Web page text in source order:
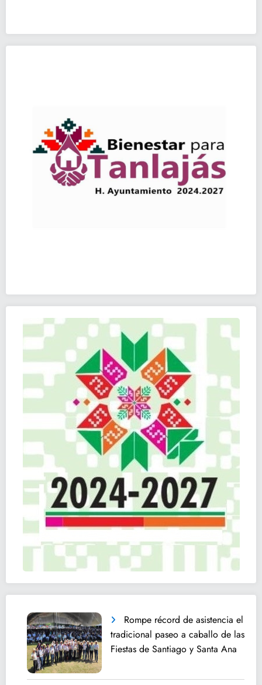
Rompe récord de asistencia el
tradicional paseo a caballo de las
Fiestas de Santiago y Santa Ana